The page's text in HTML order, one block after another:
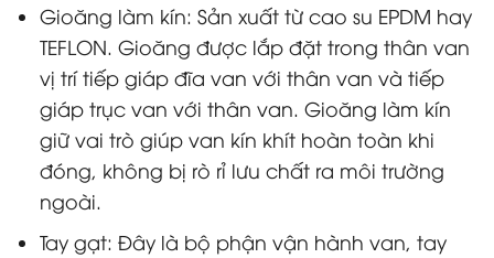
Gioăng làm kín: Sản xuất từ cao su EPDM hay
TEFLON. Gioăng được lắp đặt trong thân van
vị trí tiếp giáp đĩa van với thân van và tiếp
giáp trục van với thân van. Gioăng làm kín
giữ vai trò giúp van kín khít hoàn toàn khi
đóng, không bị rò rỉ lưu chất ra môi trường
ngoài.
Tay gạt: Đây là bộ phận vận hành van, tay